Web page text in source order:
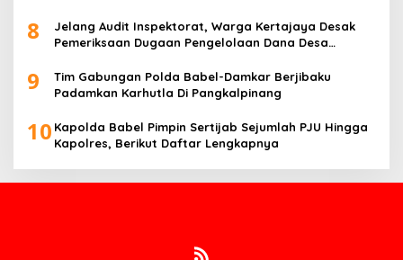
8
Jelang Audit Inspektorat, Warga Kertajaya Desak
Pemeriksaan Dugaan Pengelolaan Dana Desa
9
Tim Gabungan Polda Babel-Damkar Berjibaku
Padamkan Karhutla Di Pangkalpinang
10 Kapolda Babel Pimpin Sertijab Sejumlah PJU Hingga
Kapolres, Berikut Daftar Lengkapnya